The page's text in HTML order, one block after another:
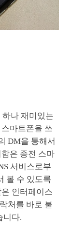
하나 재미있는
마트폰을 쓰
DM을 통해서
은 종전 스마
서비스로부
볼 수 있도록
인터페이스
처를 바로 불
니다.